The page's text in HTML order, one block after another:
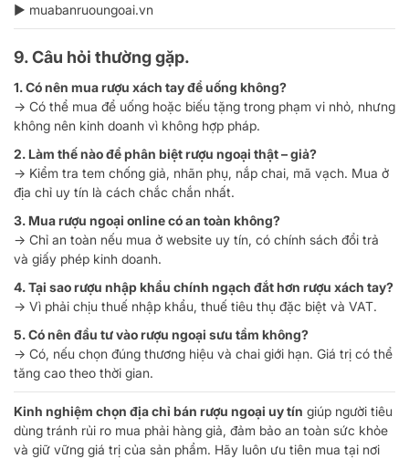
▶️ muabanruoungoai.vn
9. Câu hỏi thường gặp.
1. Có nên mua rượu xách tay để uống không?
→ Có thể mua để uống hoặc biếu tặng trong phạm vi nhỏ, nhưng
không nên kinh doanh vì không hợp pháp.
2. Làm thế nào để phân biệt rượu ngoại thật – giả?
→ Kiểm tra tem chống giả, nhãn phụ, nắp chai, mã vạch. Mua ở
địa chỉ uy tín là cách chắc chắn nhất.
3. Mua rượu ngoại online có an toàn không?
→ Chỉ an toàn nếu mua ở website uy tín, có chính sách đổi trả
và giấy phép kinh doanh.
4. Tại sao rượu nhập khẩu chính ngạch đắt hơn rượu xách tay?
→ Vì phải chịu thuế nhập khẩu, thuế tiêu thụ đặc biệt và VAT.
5. Có nên đầu tư vào rượu ngoại sưu tầm không?
→ Có, nếu chọn đúng thương hiệu và chai giới hạn. Giá trị có thể
tăng cao theo thời gian.
Kinh nghiệm chọn địa chỉ bán rượu ngoại uy tín giúp người tiêu
dùng tránh rủi ro mua phải hàng giả, đảm bảo an toàn sức khỏe
và giữ vững giá trị của sản phẩm. Hãy luôn ưu tiên mua tại nơi